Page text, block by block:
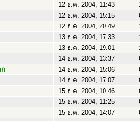
12 ธ.ค. 2004, 11:43
12 ธ.ค. 2004, 15:15
12 ธ.ค. 2004, 20:49
13 ธ.ค. 2004, 17:33
13 ธ.ค. 2004, 19:01
14 ธ.ค. 2004, 13:37
ก 14 ธ.ค. 2004, 15:06
14 ธ.ค. 2004, 17:07
15 ธ.ค. 2004, 10:46
15 ธ.ค. 2004, 11:25
15 ธ.ค. 2004, 14:07